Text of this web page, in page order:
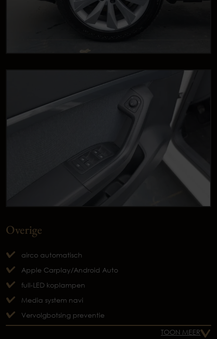
Overige
airco automatisch
Apple Carplay/Android Auto
full-LED koplampen
Media system navi
Vervolgbotsing preventie
TOON MEER